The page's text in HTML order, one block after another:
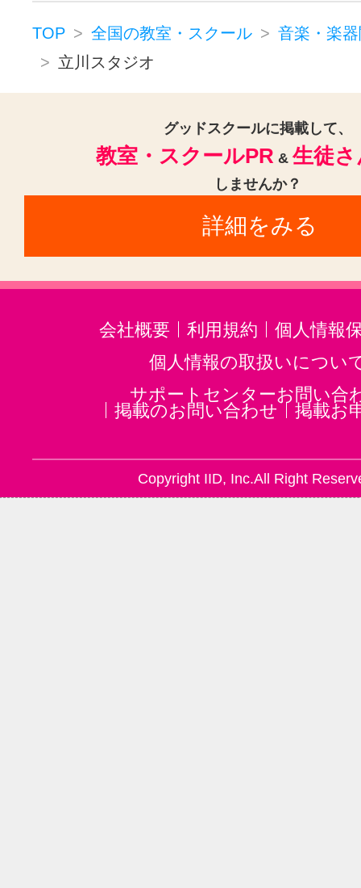
TOP 全国の教室・スクール
音楽・楽
立川スタジオ
グッドスクールに掲載して、
教室・スクールPR & 生徒
しませんか？
詳細をみる
会社概要 利用規約
個人情報
個人情報の取扱いについ
サポートセンターお問い合
掲載のお問い合わせ
掲載お
Copyright IID, Inc.All Right